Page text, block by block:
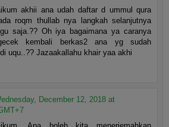
akhii ana udah daftar d ummul qura
roqm thullab nya langkah selanjutnya
saja.?? Oh iya bagaimana ya caranya
kembali berkas2 ana yg sudah
uqu..?? Jazaakallahu khair yaa akhi
December 12, 2018 at